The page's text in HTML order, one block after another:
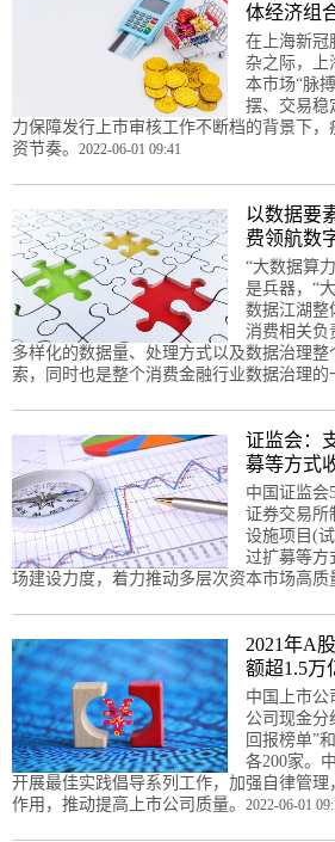
体经济组
在上海新冠
杂之际，上
本市场“脉
摆、交易稳
力保障发行上市审核工作不断档的背景下
资节奏。 2022-06-01 09:41
以数据要
费领航数
“大数据算
是兵器，“
数据江湖整
消费相关负
多样化的数据量、处理方式以及数据治理
索，同时也是整个消费金融行业数据治理的
证监会：
募等方式
中国证监会
证券交易所
设施项目(
过扩募等方
场建设力度，着力推动多层次资本市场高质
2021年A
额超1.5万
中国上市公
公司现金分
回报榜单”
各200家。
开展最佳实践倡导系列工作，加强自律管
作用，推动提高上市公司质量。 2022-06-01